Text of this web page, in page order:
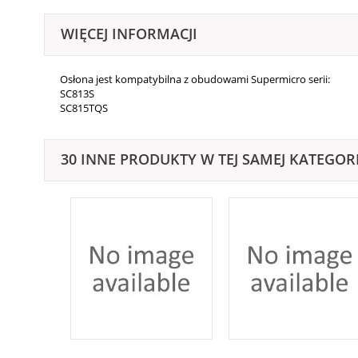
WIĘCEJ INFORMACJI
Osłona jest kompatybilna z obudowami Supermicro serii:
SC813S
SC815TQS
30 INNE PRODUKTY W TEJ SAMEJ